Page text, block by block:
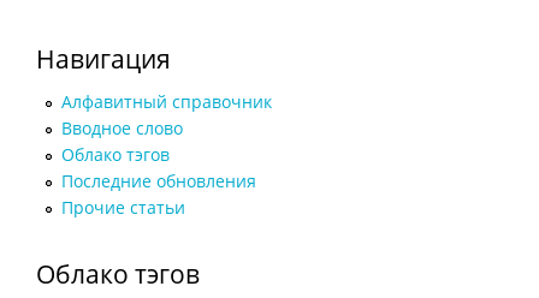
Навигация
Алфавитный справочник
Вводное слово
Облако тэгов
Последние обновления
Прочие статьи
Облако тэгов